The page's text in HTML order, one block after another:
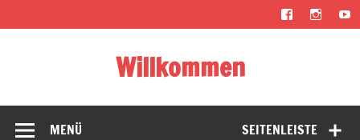
springen
Willkommen
Fasching, Fastabend, Fastelovend, Fasteleer oder fünfte
SEITENLEISTE
MENÜ